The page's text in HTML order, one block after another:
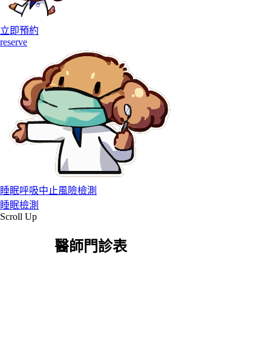
立即預約
reserve
睡眠呼吸中止風險檢測
睡眠檢測
Scroll Up
醫師門診表